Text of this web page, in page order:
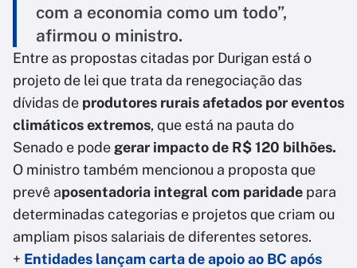
com a economia como um todo”,
afirmou o ministro.
Entre as propostas citadas por Durigan está o
projeto de lei que trata da renegociação das
dívidas de produtores rurais afetados por eventos
climáticos extremos, que está na pauta do
Senado e pode gerar impacto de R$ 120 bilhões.
O ministro também mencionou a proposta que
prevê aposentadoria integral com paridade para
determinadas categorias e projetos que criam ou
ampliam pisos salariais de diferentes setores.
+ Entidades lançam carta de apoio ao BC após